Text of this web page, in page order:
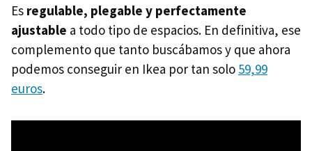
Es regulable, plegable y perfectamente
ajustable a todo tipo de espacios. En definitiva, ese
complemento que tanto buscábamos y que ahora
podemos conseguir en Ikea por tan solo 59,99
euros.